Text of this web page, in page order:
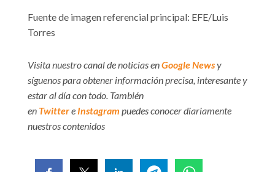
Fuente de imagen referencial principal: EFE/Luis
Torres
Visita nuestro canal de noticias enGoogle Newsy
síguenos para obtener información precisa, interesante y
estar al día con todo. También
en Twittere Instagram puedes conocer diariamente
nuestros contenidos